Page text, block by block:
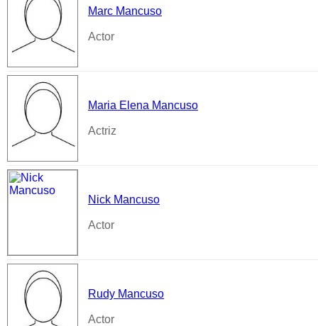
Marc Mancuso
Actor
Maria Elena Mancuso
Actriz
Nick Mancuso
Actor
Rudy Mancuso
Actor